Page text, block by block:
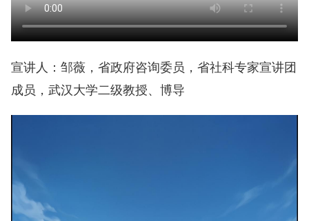
宣讲人： 邹薇，省政府咨询委员，省社科专家宣讲团
成员，武汉大学二级教授、博导